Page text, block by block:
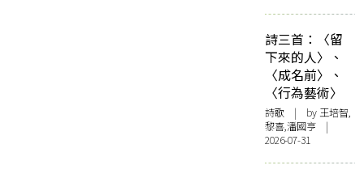
詩三首：〈留
下來的人〉、
〈成名前〉、
〈行為藝術〉
詩歌 | by 王培智,
黎喜,潘國亨 |
2026-07-31